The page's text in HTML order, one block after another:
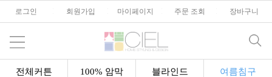
로그인 회원가입 마이페이지 주문 조회 장바구니
전체커튼 100% 암막 블라인드 여름침구